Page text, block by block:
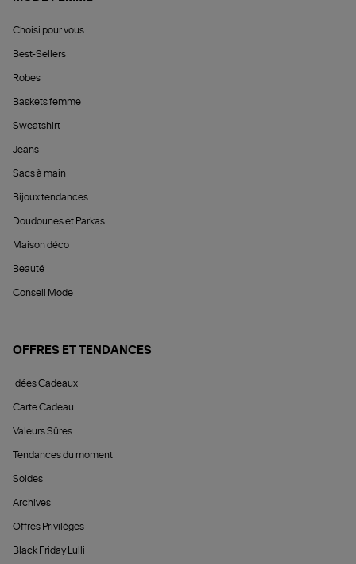
Choisi pour vous
Best-Sellers
Robes
Baskets femme
Sweatshirt
Jeans
Sacs à main
Bijoux tendances
Doudounes et Parkas
Maison déco
Beauté
Conseil Mode
OFFRES ET TENDANCES
Idées Cadeaux
Carte Cadeau
Valeurs Sûres
Tendances du moment
Soldes
Archives
Offres Privilèges
Black Friday Lulli